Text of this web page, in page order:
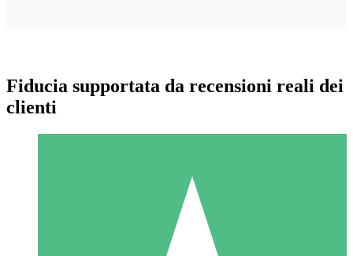
Pacchetti di Crediti Individuali
Fiducia supportata da recensioni reali dei
clienti